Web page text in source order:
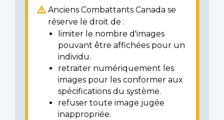
Anciens Combattants Canada se
réserve le droit de :
limiter le nombre d'images
pouvant être affichées pour un
individu.
retraiter numériquement les
images pour les conformer aux
spécifications du système.
refuser toute image jugée
inappropriée.